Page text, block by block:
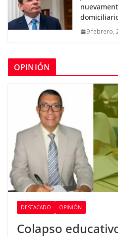
9 febrero,
OPINIÓN
DESTACADO OPINIÓN
Colapso